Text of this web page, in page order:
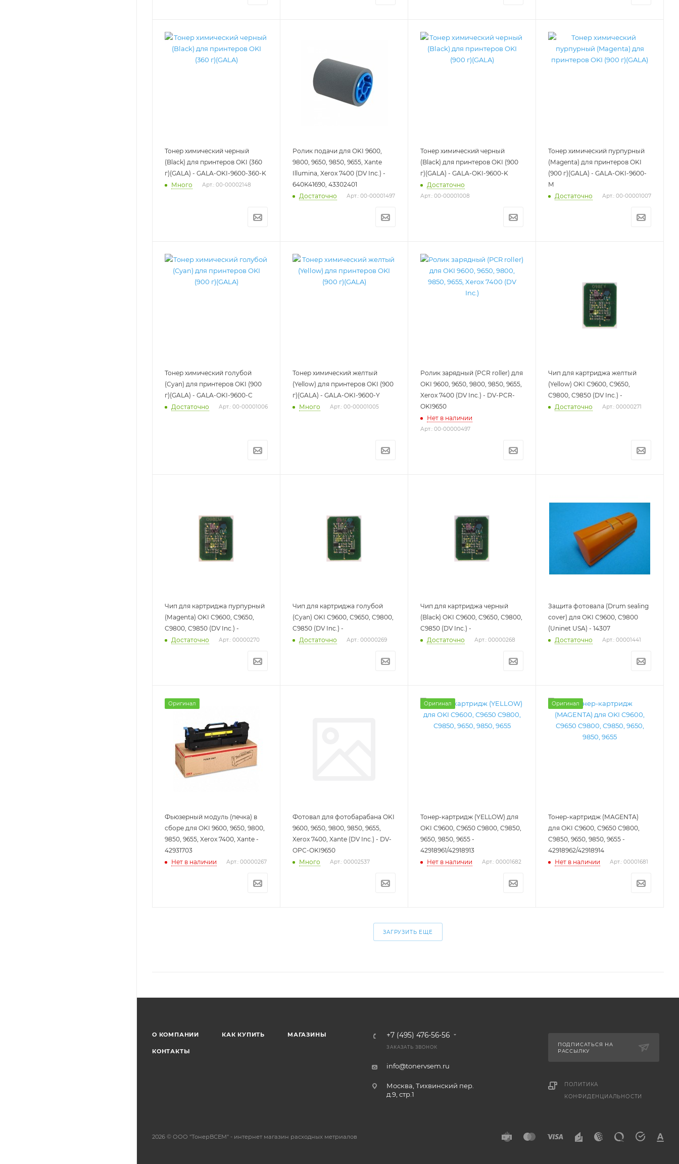
Тонер химический черный
(Black) для принтеров OKI (360
г)(GALA) - GALA-OKI-9600-360-K
Много
Арт.: 00-00002148
Ролик подачи для OKI 9600,
9800, 9650, 9850, 9655, Xante
Illumina, Xerox 7400 (DV Inc.) -
640K41690, 43302401
Достаточно
Арт.: 00-00001497
Тонер химический черный
(Black) для принтеров OKI (900
г)(GALA) - GALA-OKI-9600-K
Достаточно
Арт.: 00-00001008
Тонер химический пурпурный
(Magenta) для принтеров OKI
(900 г)(GALA) - GALA-OKI-9600-
M
Достаточно
Арт.: 00-00001007
Тонер химический голубой
(Cyan) для принтеров OKI (900
г)(GALA) - GALA-OKI-9600-C
Достаточно
Арт.: 00-00001006
Тонер химический желтый
(Yellow) для принтеров OKI (900
г)(GALA) - GALA-OKI-9600-Y
Много
Арт.: 00-00001005
Ролик зарядный (PCR roller) для
OKI 9600, 9650, 9800, 9850, 9655,
Xerox 7400 (DV Inc.) - DV-PCR-
OKI9650
Нет в наличии
Арт.: 00-00000497
Чип для картриджа желтый
(Yellow) OKI C9600, C9650,
C9800, C9850 (DV Inc.) -
Достаточно
Арт.: 00000271
Чип для картриджа пурпурный
(Magenta) OKI C9600, C9650,
C9800, C9850 (DV Inc.) -
Достаточно
Арт.: 00000270
Чип для картриджа голубой
(Cyan) OKI C9600, C9650, C9800,
C9850 (DV Inc.) -
Достаточно
Арт.: 00000269
Чип для картриджа черный
(Black) OKI C9600, C9650, C9800,
C9850 (DV Inc.) -
Достаточно
Арт.: 00000268
Защита фотовала (Drum sealing
cover) для OKI C9600, C9800
(Uninet USA) - 14307
Достаточно
Арт.: 00001441
Оригинал
Фьюзерный модуль (печка) в
сборе для OKI 9600, 9650, 9800,
9850, 9655, Xerox 7400, Xante -
42931703
Нет в наличии
Арт.: 00000267
Фотовал для фотобарабана OKI
9600, 9650, 9800, 9850, 9655,
Xerox 7400, Xante (DV Inc.) - DV-
OPC-OKI9650
Много
Арт.: 00002537
Оригинал
Тонер-картридж (YELLOW) для
OKI C9600, C9650 C9800, C9850,
9650, 9850, 9655 -
42918961/42918913
Нет в наличии
Арт.: 00001682
Оригинал
Тонер-картридж (MAGENTA)
для OKI C9600, C9650 C9800,
C9850, 9650, 9850, 9655 -
42918962/42918914
Нет в наличии
Арт.: 00001681
ЗАГРУЗИТЬ ЕЩЕ
О КОМПАНИИ КАК КУПИТЬ МАГАЗИНЫ
КОНТАКТЫ
+7 (495) 476-56-56
ЗАКАЗАТЬ ЗВОНОК
info@tonervsem.ru
Москва, Тихвинский пер.
д.9, стр.1
ПОДПИСАТЬСЯ НА
РАССЫЛКУ
ПОЛИТИКА
КОНФИДЕНЦИАЛЬНОСТИ
2026 © ООО "ТонерВСЕМ" - интернет магазин расходных метриалов